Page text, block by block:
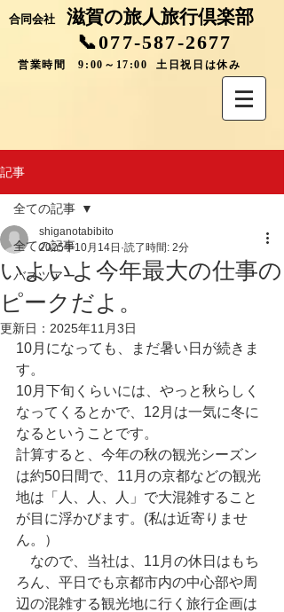
合同会社 滋賀の旅人旅行倶楽部
📞077-587-2677
営業時間 9:00～17:00 土日祝日は休み
記事
全ての記事
バスツアー
全ての記事
いよいよ今年最大の仕事の
ピークだよ。
shiganotabibito
2025年10月14日 読了時間: 2分
更新日： 2025年11月3日
10月になっても、まだ暑い日が続きま
す。
10月下旬くらいには、やっと秋らしく
なってくるとかで、12月は一気に冬に
なるということです。
計算すると、今年の秋の観光シーズン
は約50日間で、11月の京都などの観光
地は「人、人、人」で大混雑すること
が目に浮かびます。(私は近寄りませ
ん。）
なので、当社は、11月の休日はもち
ろん、平日でも京都市内の中心部や周
辺の混雑する観光地に行く旅行企画は